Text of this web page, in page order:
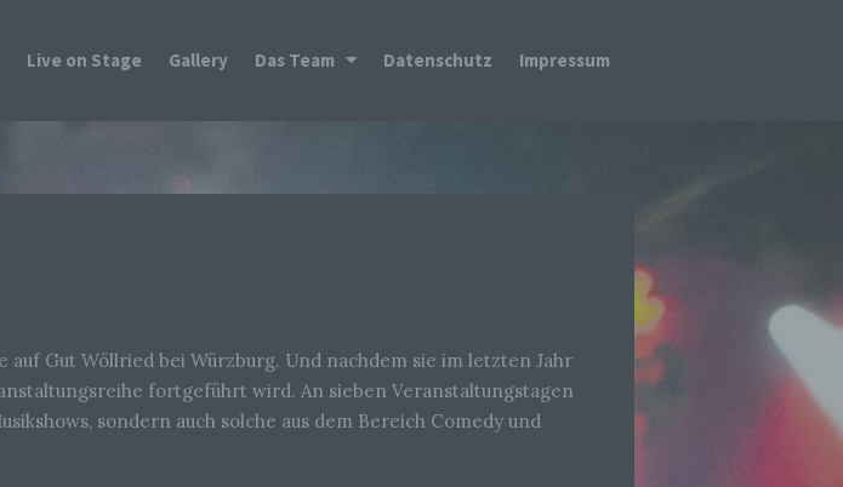
Live on Stage Gallery Das Team Datenschutz Impressum
Gut Wöllried bei Würzburg. Und nachdem sie im letzten Jahr
fortgeführt wird. An sieben Veranstaltungstagen
sondern auch solche aus dem Bereich Comedy und